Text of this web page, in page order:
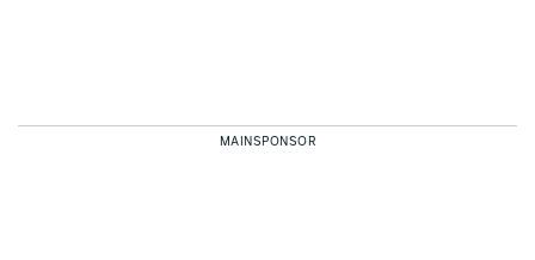
MAINSPONSOR